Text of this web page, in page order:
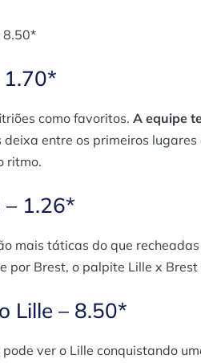
8.50*
1.70*
como favoritos. A equipe
entre os primeiros
ritmo.
– 1.26*
mais táticas do que
por Brest, o palpite Lille x Brest
Lille – 8.50*
ver o Lille conquistando